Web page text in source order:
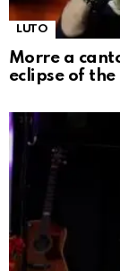
LUTO
Morre a
eclipse of the